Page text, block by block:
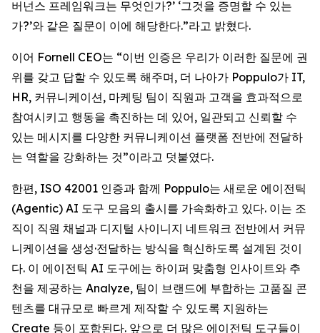
버넌스 프레임워크는 무엇인가?’ ‘그것을 증명할 수 있는
가?’와 같은 질문이 이에 해당한다.”라고 밝혔다.
이어 Fornell CEO는 “이번 인증은 우리가 이러한 질문에 권
위를 갖고 답할 수 있도록 해주며, 더 나아가 Poppulo가 IT,
HR, 커뮤니케이션, 마케팅 팀이 직원과 고객을 효과적으로
참여시키고 행동을 촉진하는 데 있어, 일관되고 신뢰할 수
있는 메시지를 다양한 커뮤니케이션 플랫폼 전반에 전달하
는 역할을 강화하는 것”이라고 덧붙였다.
한편, ISO 42001 인증과 함께 Poppulo는 새로운 에이전틱
(Agentic) AI 도구 모음의 출시를 가속화하고 있다. 이는 조
직이 직원 채널과 디지털 사이니지 네트워크 전반에서 커뮤
니케이션을 생성·전달하는 방식을 혁신하도록 설계된 것이
다. 이 에이전틱 AI 도구에는 하이퍼 맞춤형 인사이트와 추
천을 제공하는 Analyze, 팀이 브랜드에 부합하는 고품질 콘
텐츠를 대규모로 빠르게 제작할 수 있도록 지원하는
Create 등이 포함된다. 앞으로 더 많은 에이전틱 도구들이